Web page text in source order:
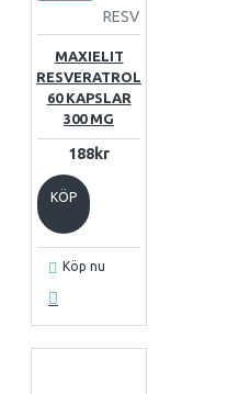
RESV
MAXIELIT
RESVERATROL
60 KAPSLAR
300 MG
188kr
KÖP
Köp nu